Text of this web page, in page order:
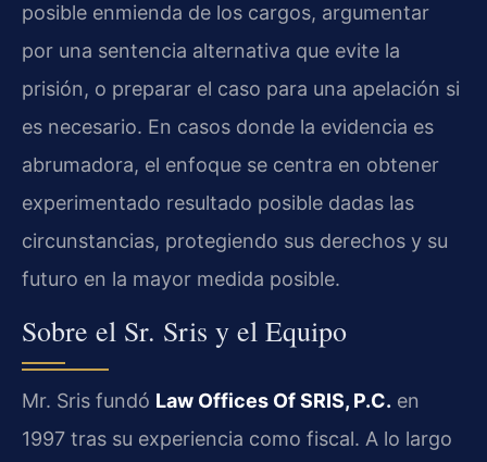
posible enmienda de los cargos, argumentar
por una sentencia alternativa que evite la
prisión, o preparar el caso para una apelación si
es necesario. En casos donde la evidencia es
abrumadora, el enfoque se centra en obtener
experimentado resultado posible dadas las
circunstancias, protegiendo sus derechos y su
futuro en la mayor medida posible.
Sobre el Sr. Sris y el Equipo
Mr. Sris fundó Law Offices Of SRIS, P.C. en
1997 tras su experiencia como fiscal. A lo largo